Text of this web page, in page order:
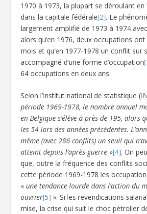
1970 à 1973, la plupart se déroulant en
dans la capitale fédérale[2]. Le
largement amplifié de 1973 à 1974
alors qu’en 1976, deux occupations ont
mois et qu’en 1977-1978 un conflit sur
accompagné d’une forme d’occupation
64 occupations en deux ans.
Selon l’Institut national de statistique
période 1969-1978, le nombre annuel
en Belgique s’élève à près de 195, alors
les 54 lors des années précédentes.
même (avec 286 conflits) un seuil qui
atteint depuis l’après-guerre »[4]. On
que, outre la fréquence des conflits
cette période 1969-1978 les
«une tendance lourde dans l’action du
ouvrier[5] ». Si les revendications
mise, la crise qui suit le choc pétrolier